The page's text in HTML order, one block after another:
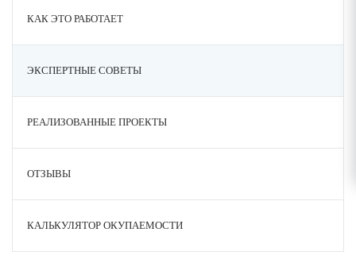
КАК ЭТО РАБОТАЕТ
ЭКСПЕРТНЫЕ СОВЕТЫ
РЕАЛИЗОВАННЫЕ ПРОЕКТЫ
ОТЗЫВЫ
КАЛЬКУЛЯТОР ОКУПАЕМОСТИ